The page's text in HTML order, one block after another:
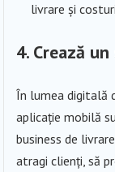
livrare și
4. Crează
În lumea digitală
aplicație mobilă
business de
atragi clienți, să